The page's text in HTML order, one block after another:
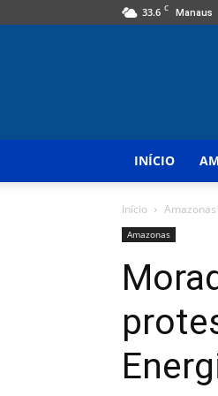
33.6 C Manaus
INÍCIO
Início Amazonas
Amazonas